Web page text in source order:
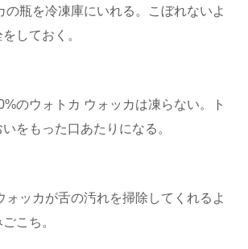
の瓶を冷凍庫にいれる。こぼれないよ
しておく。
のウォトカ ウォッカは凍らない。ト
をもった口あたりになる。
ォッカが舌の汚れを掃除してくれるよ
こち。